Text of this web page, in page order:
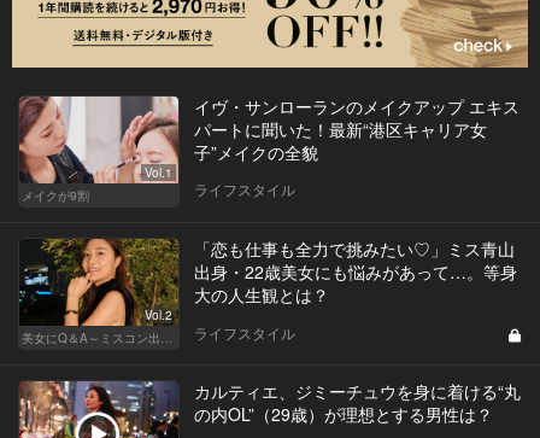
Vol.1
メイクが9割
イヴ・サンローランのメイクアップ エキス
パートに聞いた！最新“港区キャリア女
子”メイクの全貌
ライフスタイル
Vol.2
美女にQ＆A～ミスコン出身者の幸福論～
「恋も仕事も全力で挑みたい♡」ミス青山
出身・22歳美女にも悩みがあって…。等身
大の人生観とは？
ライフスタイル
カルティエ、ジミーチュウを身に着ける“丸
の内OL”（29歳）が理想とする男性は？